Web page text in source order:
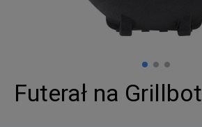
Futerał na Grillbot